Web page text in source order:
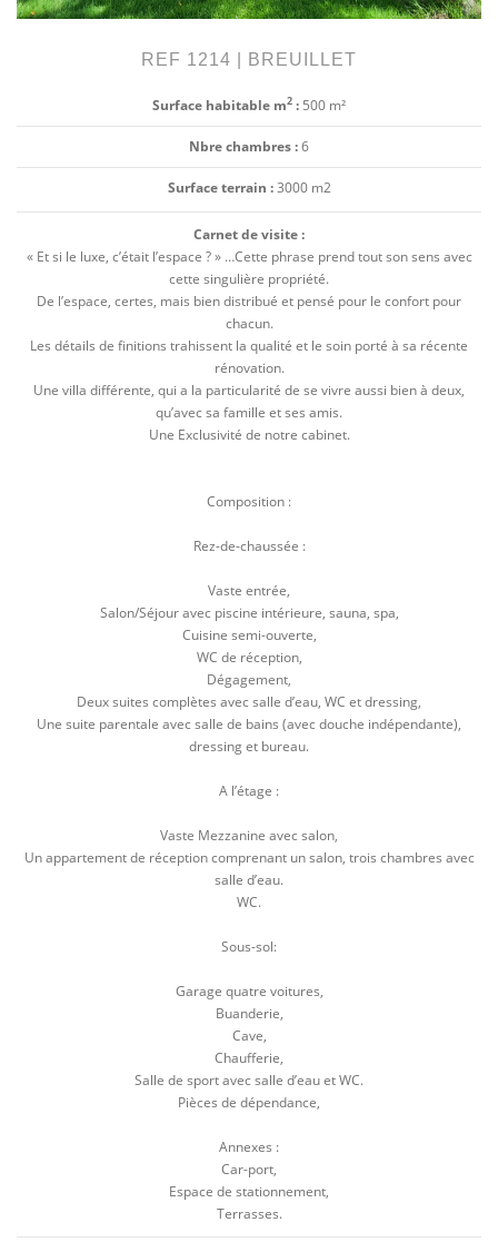
REF 1214 | BREUILLET
Surface habitable m2 : 500 m²
Nbre chambres :6
Surface terrain :3000 m2
Carnet de visite :
« Et si le luxe, c’était l’espace ? » …Cette phrase prend tout son sens avec
cette singulière propriété.
De l’espace, certes, mais bien distribué et pensé pour le confort pour
chacun.
Les détails de finitions trahissent la qualité et le soin porté à sa récente
rénovation.
Une villa différente, qui a la particularité de se vivre aussi bien à deux,
qu’avec sa famille et ses amis.
Une Exclusivité de notre cabinet.
Composition :
Rez-de-chaussée :
Vaste entrée,
Salon/Séjour avec piscine intérieure, sauna, spa,
Cuisine semi-ouverte,
WC de réception,
Dégagement,
Deux suites complètes avec salle d’eau, WC et dressing,
Une suite parentale avec salle de bains (avec douche indépendante),
dressing et bureau.
A l’étage :
Vaste Mezzanine avec salon,
Un appartement de réception comprenant un salon, trois chambres avec
salle d’eau.
WC.
Sous-sol:
Garage quatre voitures,
Buanderie,
Cave,
Chaufferie,
Salle de sport avec salle d’eau et WC.
Pièces de dépendance,
Annexes :
Car-port,
Espace de stationnement,
Terrasses.